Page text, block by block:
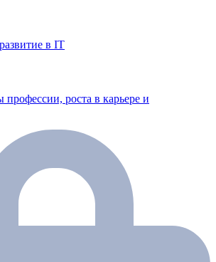
в IT
роста в карьере и